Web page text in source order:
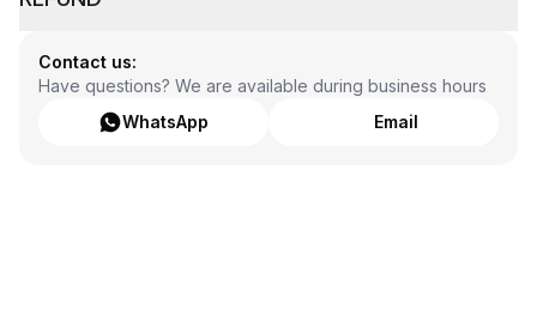
Contact us:
Have questions? We are available during business hours
WhatsApp
Email